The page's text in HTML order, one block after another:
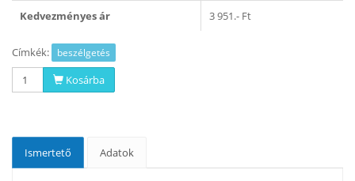
Kedvezményes ár 3 951.- Ft
Címkék: beszélgetés
Kosárba
Ismertető Adatok